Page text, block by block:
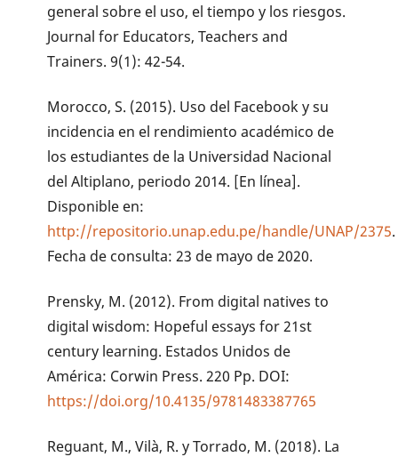
general sobre el uso, el tiempo y los riesgos.
Journal for Educators, Teachers and
Trainers. 9(1): 42-54.
Morocco, S. (2015). Uso del Facebook y su
incidencia en el rendimiento académico de
los estudiantes de la Universidad Nacional
del Altiplano, periodo 2014. [En línea].
Disponible en:
http://repositorio.unap.edu.pe/handle/UNAP/2375.
Fecha de consulta: 23 de mayo de 2020.
Prensky, M. (2012). From digital natives to
digital wisdom: Hopeful essays for 21st
century learning. Estados Unidos de
América: Corwin Press. 220 Pp. DOI:
https://doi.org/10.4135/9781483387765
Reguant, M., Vilà, R. y Torrado, M. (2018). La